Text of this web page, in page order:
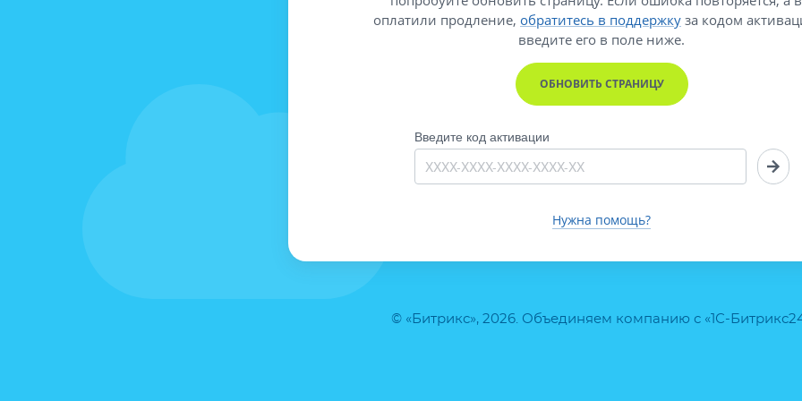
© «Битрикс», 2026. Объединяем компанию с «1С-
оплатили продление, обратитесь в поддержку за кодом
введите его в поле ниже.
ОБНОВИТЬ СТРАНИЦУ
Введите код активации
Нужна помощь?